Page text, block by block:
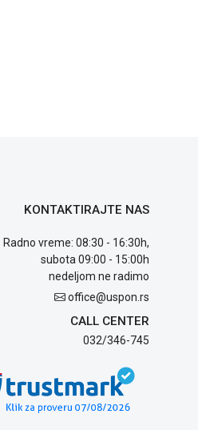
KONTAKTIRAJTE NAS
Radno vreme: 08:30 - 16:30h,
subota 09:00 - 15:00h
nedeljom ne radimo
office@uspon.rs
CALL CENTER
032/346-745